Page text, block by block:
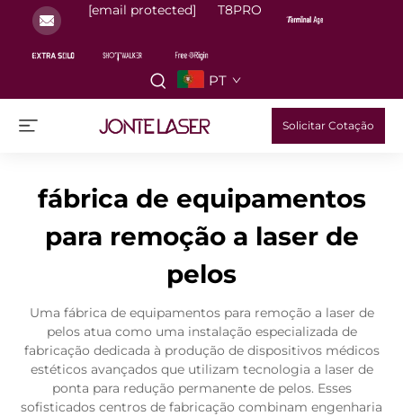
[email protected] T8PRO
PT
Solicitar Cotação
fábrica de equipamentos
para remoção a laser de
pelos
Uma fábrica de equipamentos para remoção a laser de
pelos atua como uma instalação especializada de
fabricação dedicada à produção de dispositivos médicos
estéticos avançados que utilizam tecnologia a laser de
ponta para redução permanente de pelos. Esses
sofisticados centros de fabricação combinam engenharia